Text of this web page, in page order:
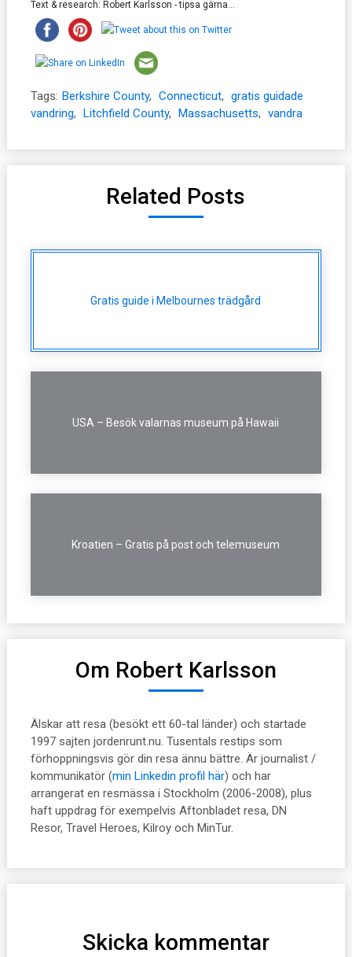
Text & research: Robert Karlsson - tipsa gärna...
Tags: Berkshire County, Connecticut, gratis guidade
vandring, Litchfield County, Massachusetts, vandra
Related Posts
Gratis guide i Melbournes trädgård
USA – Besök valarnas museum på Hawaii
Kroatien – Gratis på post och telemuseum
Om Robert Karlsson
Älskar att resa (besökt ett 60-tal länder) och startade
1997 sajten jordenrunt.nu. Tusentals restips som
förhoppningsvis gör din resa ännu bättre. Är journalist /
kommunikatör (min Linkedin profil här) och har
arrangerat en resmässa i Stockholm (2006-2008), plus
haft uppdrag för exempelvis Aftonbladet resa, DN
Resor, Travel Heroes, Kilroy och MinTur.
Skicka kommentar